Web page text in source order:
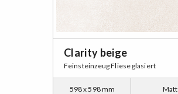
Clarity beige
Feinsteinzeug Fliese glasiert
598 x 598 mm Matt